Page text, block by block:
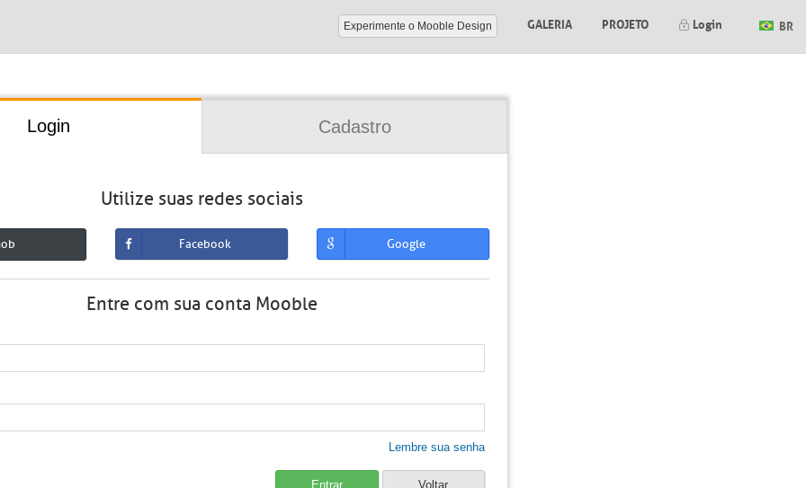
Experimente o Mooble Design GALERIA PROJETO Login BR
Login Cadastro
Utilize suas redes sociais
Facebook Google
Entre com sua conta Mooble
Lembre sua senha
Entrar Voltar